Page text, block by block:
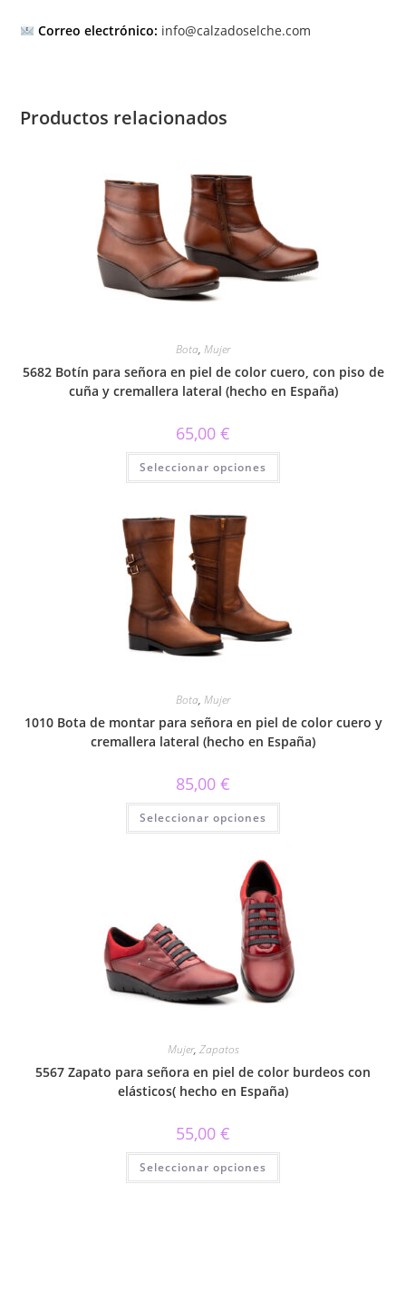
Correo electrónico: info@calzadoselche.com
Productos relacionados
Bota, Mujer
5682 Botín para señora en piel de color cuero, con piso de
cuña y cremallera lateral (hecho en España)
65,00 €
Seleccionar opciones
Este
tiene
de
producto
Bota, Mujer
1010 Bota de montar para señora en piel de color cuero y
cremallera lateral (hecho en España)
85,00 €
Seleccionar opciones
Este
tiene
opciones
se
pueden
elegir
en
la
página
de
producto
Mujer, Zapatos
5567 Zapato para señora en piel de color burdeos con
elásticos( hecho en España)
55,00 €
Seleccionar opciones
Este
tiene